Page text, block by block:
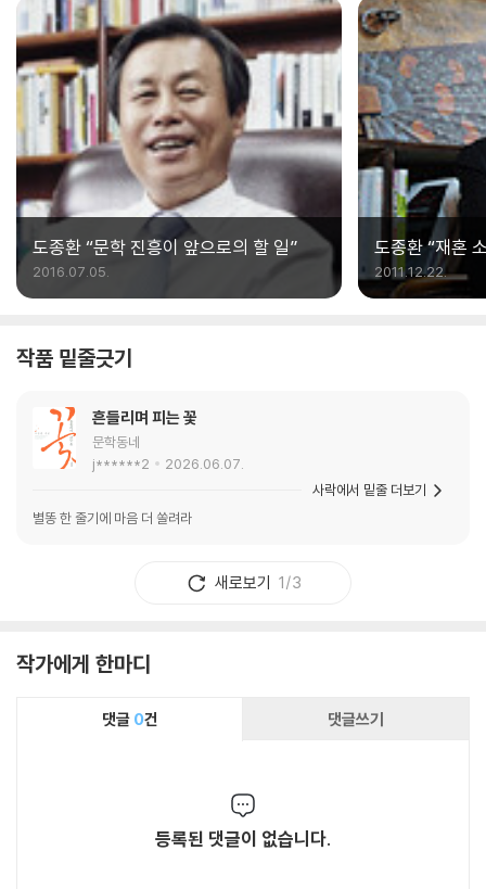
도종환 “문학 진흥이 앞으로의 할 일”
2016.07.05.
도종환 “재혼
불태워버렸다
2011.12.22.
작품 밑줄긋기
흔들리며 피는 꽃
문학동네
j******2
2026.06.07.
별똥 한 줄기에 마음 더 쏠려라
사락에서 밑줄 더보기
새로보기 1/3
작가에게 한마디
댓글 0건 댓글쓰기
등록된 댓글이 없습니다.